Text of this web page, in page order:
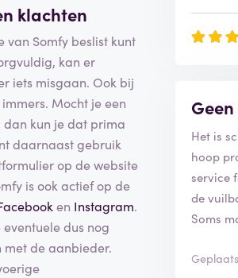
klachten
van Somfy beslist kunt
kan er
iets misgaan. Ook bij
Mocht je een
dan kun je dat prima
daarnaast gebruik
op de website
is ook actief op de
en Instagram.
dus nog
met de aanbieder.
Het is
hoop
service
de
Soms